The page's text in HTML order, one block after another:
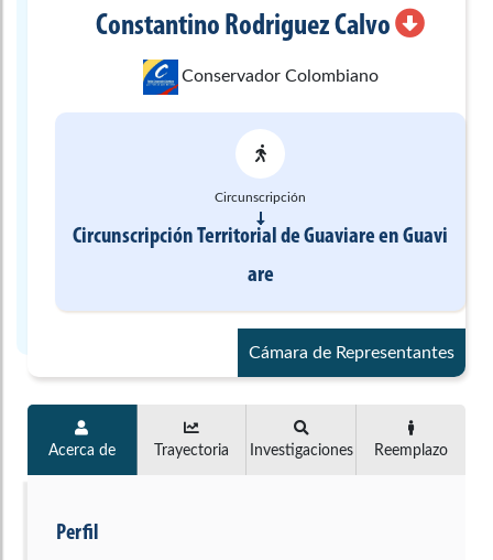
Constantino Rodriguez Calvo
Conservador Colombiano
Circunscripción
Circunscripción Territorial de GuaviareenGuavi
are
Cámara de Representantes
Acerca de Trayectoria Investigaciones Reemplazo
Perfil